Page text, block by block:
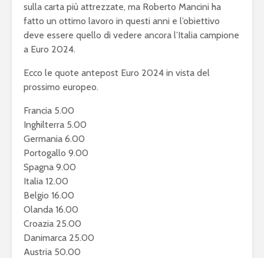
sulla carta più attrezzate, ma Roberto Mancini ha
fatto un ottimo lavoro in questi anni e l’obiettivo
deve essere quello di vedere ancora l’Italia campione
a Euro 2024.
Ecco le quote antepost Euro 2024 in vista del
prossimo europeo.
Francia 5.00
Inghilterra 5.00
Germania 6.00
Portogallo 9.00
Spagna 9.00
Italia 12.00
Belgio 16.00
Olanda 16.00
Croazia 25.00
Danimarca 25.00
Austria 50.00